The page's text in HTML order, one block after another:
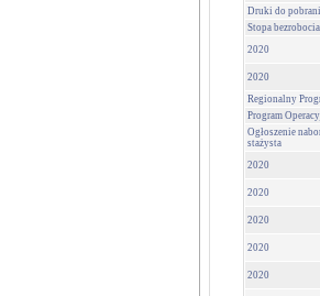
Druki do
Stopa bezrobocia
2020
2020
Regionalny
Program
Ogłoszenie
stażysta
2020
2020
2020
2020
2020